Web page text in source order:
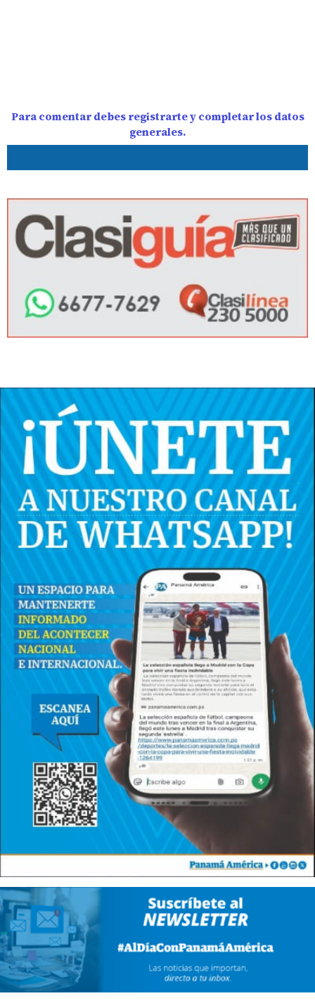
Para comentar debes registrarte y completar los datos
generales.